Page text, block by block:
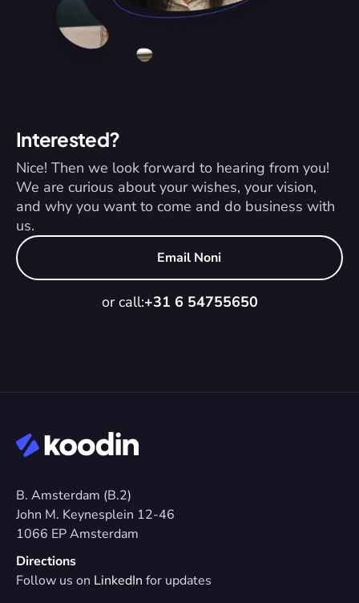
Interested?
Nice! Then we look forward to hearing from you!
We are curious about your wishes, your vision,
and why you want to come and do business with
us.
Email Noni
or call:+31 6 54755650
B. Amsterdam (B.2)
John M. Keynesplein 12-46
1066 EP Amsterdam
Directions
Follow us on LinkedIn for updates